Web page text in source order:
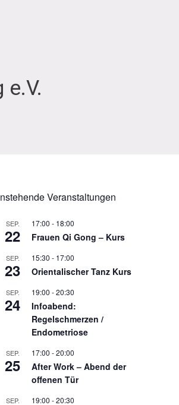
Veranstaltungen
SEP.
22
17:00 - 18:00
Frauen Qi Gong – Kurs
SEP.
23
15:30 - 17:00
Orientalischer Tanz Kurs
SEP.
24
19:00 -20:30
Infoabend:
Regelschmerzen /
Endometriose
SEP.
25
17:00 -20:00
After Work – Abend der
offenen Tür
SEP. 19:00 -20:30